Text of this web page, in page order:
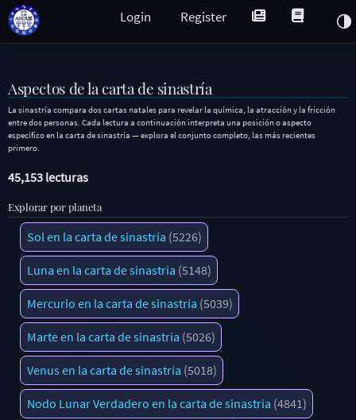
Register
Login
Aspectos de la carta de sinastría
La sinastría compara dos cartas natales para revelar la química, la atracción y la fricción
entre dos personas. Cada lectura a continuación interpreta una posición o aspecto
específico en la carta de sinastría — explora el conjunto completo, las más recientes
primero.
45,153 lecturas
Explorar por planeta
Sol en la carta de sinastría (5226)
Luna en la carta de sinastría (5148)
Mercurio en la carta de sinastría (5039)
Marte en la carta de sinastría (5026)
Venus en la carta de sinastría (5018)
Nodo Lunar Verdadero en la carta de sinastría (4841)